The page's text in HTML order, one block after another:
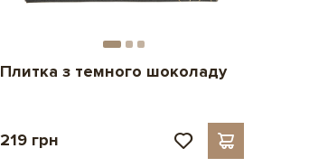
Плитка з темного шоколаду
219 грн